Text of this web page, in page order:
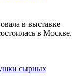
в выставке
в Москве.